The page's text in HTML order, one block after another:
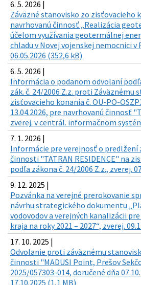
6. 5. 2026 |
Záväzné stanovisko zo zisťovacieho
navrhovanú činnosť „Realizácia
účelom využívania geotermálnej
chladu v Novej vojenskej nemocnici v
06.05.2026 (352,6 kB)
6. 5. 2026 |
Informácia o podanom odvolaní
zák. č. 24/2006 Z.z. proti Záväznému
zisťovacieho konania č. OU-PO-
13.04.2026, pre navrhovanú činnosť
zverej. v centrál. informačnom
7. 1. 2026 |
Informácie pre verejnosť o predlžení
činnosti "TATRAN RESIDENCE" na
podľa zákona č. 24/2006 Z.z., zverej.
9. 12. 2025 |
Pozvánka na verejné prerokovanie
návrhu strategického dokumentu
vodovodov a verejných kanalizácii
kraja na roky 2021 – 2027“, zverej.
17. 10. 2025 |
Odvolanie proti záväznému
činnosti "MADUSI Point, Prešov
2025/057303-014, doručené dňa
17.10.2025 (1,1 MB)